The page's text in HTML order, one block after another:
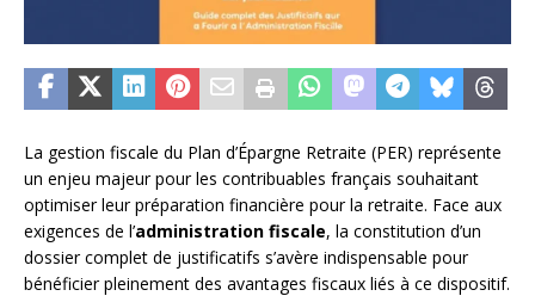
La gestion fiscale du Plan d’Épargne Retraite (PER) représente
un enjeu majeur pour les contribuables français souhaitant
optimiser leur préparation financière pour la retraite. Face aux
exigences de l’administration fiscale, la constitution d’un
dossier complet de justificatifs s’avère indispensable pour
bénéficier pleinement des avantages fiscaux liés à ce dispositif.